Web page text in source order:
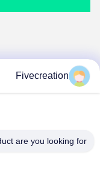
Fivecreation
are you looking for?